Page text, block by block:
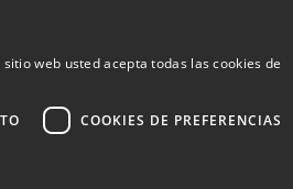
web usted acepta todas las cookies de
COOKIES DE PREFERENCIAS